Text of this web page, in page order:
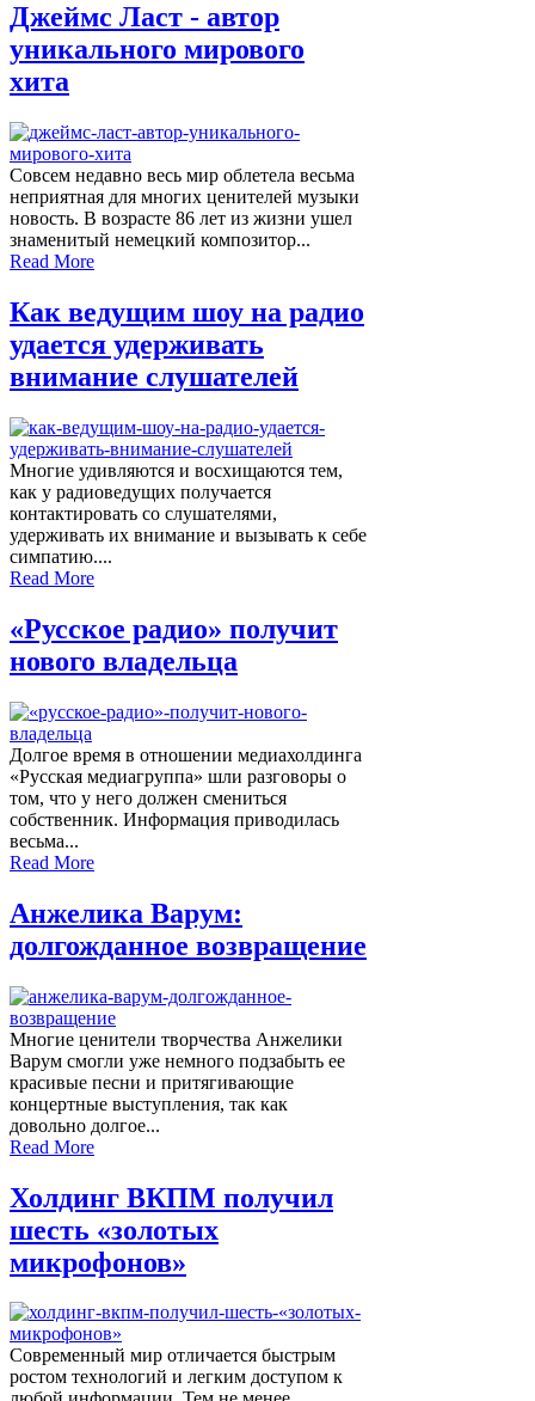
Джеймс Ласт - автор
уникального мирового
хита
Совсем недавно весь мир облетела весьма
неприятная для многих ценителей музыки
новость. В возрасте 86 лет из жизни ушел
знаменитый немецкий композитор...
Read More
Как ведущим шоу на радио
удается удерживать
внимание слушателей
Многие удивляются и восхищаются тем,
как у радиоведущих получается
контактировать со слушателями,
удерживать их внимание и вызывать к себе
симпатию....
Read More
«Русское радио» получит
нового владельца
Долгое время в отношении медиахолдинга
«Русская медиагруппа» шли разговоры о
том, что у него должен смениться
собственник. Информация приводилась
весьма...
Read More
Анжелика Варум:
долгожданное возвращение
Многие ценители творчества Анжелики
Варум смогли уже немного подзабыть ее
красивые песни и притягивающие
концертные выступления, так как
довольно долгое...
Read More
Холдинг ВКПМ получил
шесть «золотых
микрофонов»
Современный мир отличается быстрым
ростом технологий и легким доступом к